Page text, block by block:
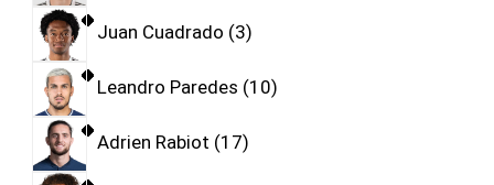
Juan Cuadrado 3
Leandro Paredes 10
Adrien Rabiot 17